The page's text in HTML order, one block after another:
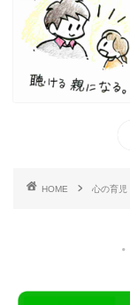
HOME 心の育児